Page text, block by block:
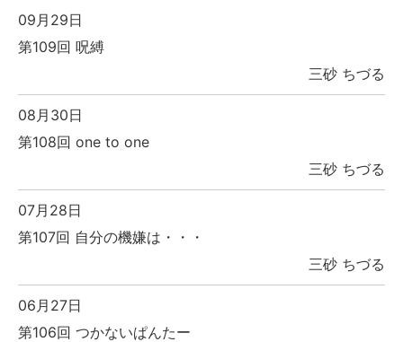
09月29日
第109回 呪縛
三砂 ちづる
08月30日
第108回 one to one
三砂 ちづる
07月28日
第107回 自分の機嫌は・・・
三砂 ちづる
06月27日
第106回 つかないぱんたー